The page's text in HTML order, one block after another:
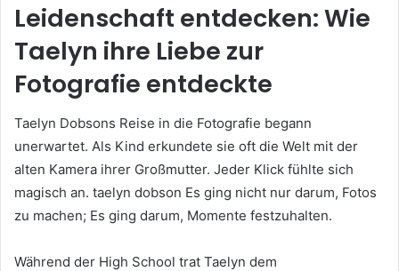
Leidenschaft entdecken: Wie
Taelyn ihre Liebe zur
Fotografie entdeckte
Taelyn Dobsons Reise in die Fotografie begann
unerwartet. Als Kind erkundete sie oft die Welt mit der
alten Kamera ihrer Großmutter. Jeder Klick fühlte sich
magisch an. taelyn dobson Es ging nicht nur darum, Fotos
zu machen; Es ging darum, Momente festzuhalten.
Während der High School trat Taelyn dem